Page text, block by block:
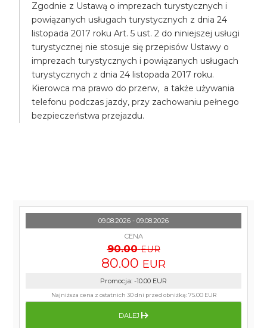
Zgodnie z Ustawą o imprezach turystycznych i
powiązanych usługach turystycznych z dnia 24
listopada 2017 roku Art. 5 ust. 2 do niniejszej usługi
turystycznej nie stosuje się przepisów Ustawy o
imprezach turystycznych i powiązanych usługach
turystycznych z dnia 24 listopada 2017 roku.
Kierowca ma prawo do przerw, a także używania
telefonu podczas jazdy, przy zachowaniu pełnego
bezpieczeństwa przejazdu.
09.08.2026 - 09.08.2026
CENA
90.00 EUR
80.00 EUR
Promocja: -10.00 EUR
Najniższa cena z ostatnich 30 dni przed obniżką:75.00 EUR
DALEJ